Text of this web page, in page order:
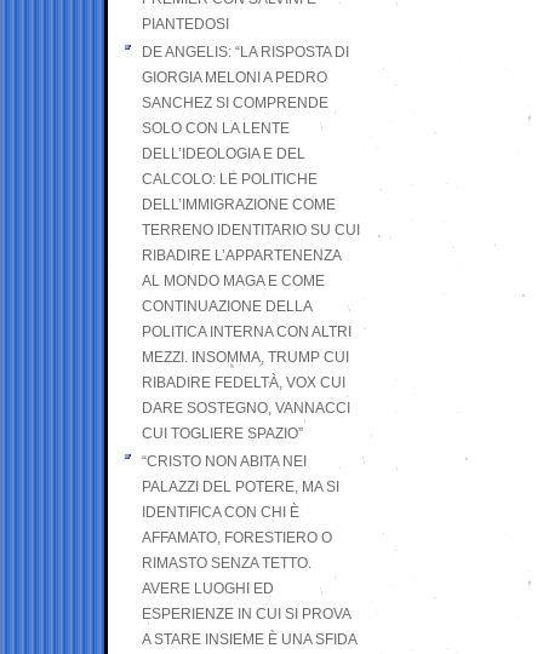
PIANTEDOSI
DE ANGELIS: “LA RISPOSTA DI
GIORGIA MELONI A PEDRO
SANCHEZ SI COMPRENDE
SOLO CON LA LENTE
DELL’IDEOLOGIA E DEL
CALCOLO: LE POLITICHE
DELL’IMMIGRAZIONE COME
TERRENO IDENTITARIO SU CUI
RIBADIRE L’APPARTENENZA
AL MONDO MAGA E COME
CONTINUAZIONE DELLA
POLITICA INTERNA CON ALTRI
MEZZI. INSOMMA, TRUMP CUI
RIBADIRE FEDELTÀ, VOX CUI
DARE SOSTEGNO, VANNACCI
CUI TOGLIERE SPAZIO”
“CRISTO NON ABITA NEI
PALAZZI DEL POTERE, MA SI
IDENTIFICA CON CHI È
AFFAMATO, FORESTIERO O
RIMASTO SENZA TETTO.
AVERE LUOGHI ED
ESPERIENZE IN CUI SI PROVA
A STARE INSIEME È UNA SFIDA